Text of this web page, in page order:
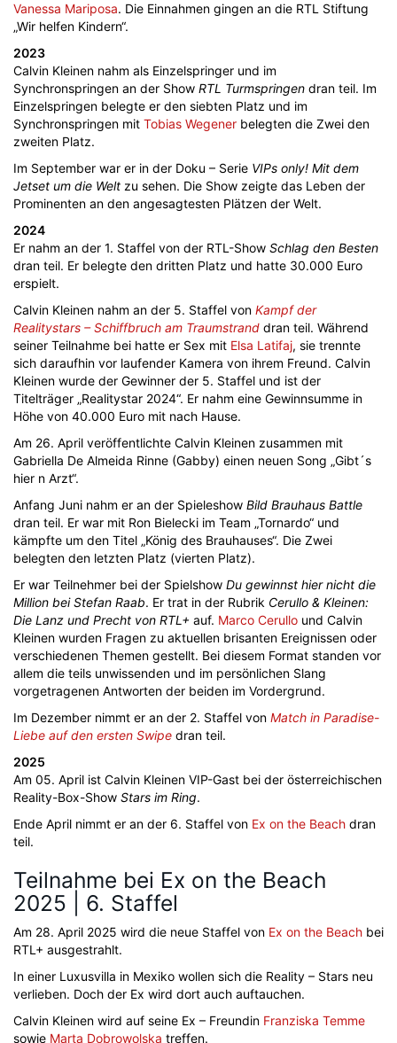
Vanessa Mariposa. Die Einnahmen gingen an die RTL Stiftung
„Wir helfen Kindern“.
2023
Calvin Kleinen nahm als Einzelspringer und im
Synchronspringen an der Show RTL Turmspringen dran teil. Im
Einzelspringen belegte er den siebten Platz und im
Synchronspringen mit Tobias Wegener belegten die Zwei den
zweiten Platz.
Im September war er in der Doku – Serie VIPs only! Mit dem
Jetset um die Welt zu sehen. Die Show zeigte das Leben der
Prominenten an den angesagtesten Plätzen der Welt.
2024
Er nahm an der 1. Staffel von der RTL-Show Schlag den Besten
dran teil. Er belegte den dritten Platz und hatte 30.000 Euro
erspielt.
Calvin Kleinen nahm an der 5. Staffel von Kampf der
Realitystars – Schiffbruch am Traumstrand dran teil. Während
seiner Teilnahme bei hatte er Sex mit Elsa Latifaj, sie trennte
sich daraufhin vor laufender Kamera von ihrem Freund. Calvin
Kleinen wurde der Gewinner der 5. Staffel und ist der
Titelträger „Realitystar 2024“. Er nahm eine Gewinnsumme in
Höhe von 40.000 Euro mit nach Hause.
Am 26. April veröffentlichte Calvin Kleinen zusammen mit
Gabriella De Almeida Rinne (Gabby) einen neuen Song „Gibt´s
hier n Arzt“.
Anfang Juni nahm er an der Spieleshow Bild Brauhaus Battle
dran teil. Er war mit Ron Bielecki im Team „Tornardo“ und
kämpfte um den Titel „König des Brauhauses“. Die Zwei
belegten den letzten Platz (vierten Platz).
Er war Teilnehmer bei der Spielshow Du gewinnst hier nicht die
Million bei Stefan Raab. Er trat in der Rubrik Cerullo & Kleinen:
Die Lanz und Precht von RTL+ auf. Marco Cerullo und Calvin
Kleinen wurden Fragen zu aktuellen brisanten Ereignissen oder
verschiedenen Themen gestellt. Bei diesem Format standen vor
allem die teils unwissenden und im persönlichen Slang
vorgetragenen Antworten der beiden im Vordergrund.
Im Dezember nimmt er an der 2. Staffel von Match in Paradise-
Liebe auf den ersten Swipe dran teil.
2025
Am 05. April ist Calvin Kleinen VIP-Gast bei der österreichischen
Reality-Box-Show Stars im Ring.
Ende April nimmt er an der 6. Staffel von Ex on the Beach dran
teil.
Teilnahme bei Ex on the Beach
2025 | 6. Staffel
Am 28. April 2025 wird die neue Staffel von Ex on the Beach bei
RTL+ ausgestrahlt.
In einer Luxusvilla in Mexiko wollen sich die Reality – Stars neu
verlieben. Doch der Ex wird dort auch auftauchen.
Calvin Kleinen wird auf seine Ex – Freundin Franziska Temme
sowie Marta Dobrowolska treffen.